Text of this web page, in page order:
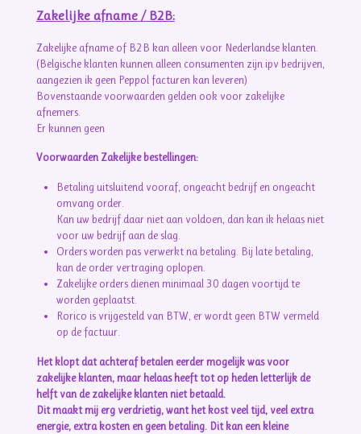
Zakelijke afname / B2B:
Zakelijke afname of B2B kan alleen voor Nederlandse klanten.
(Belgische klanten kunnen alleen consumenten zijn ipv bedrijven,
aangezien ik geen Peppol facturen kan leveren)
Bovenstaande voorwaarden gelden ook voor zakelijke
afnemers.
Er kunnen geen
Voorwaarden Zakelijke bestellingen:
Betaling uitsluitend vooraf, ongeacht bedrijf en ongeacht
omvang order.
Kan uw bedrijf daar niet aan voldoen, dan kan ik helaas niet
voor uw bedrijf aan de slag.
Orders worden pas verwerkt na betaling. Bij late betaling,
kan de order vertraging oplopen.
Zakelijke orders dienen minimaal 30 dagen voortijd te
worden geplaatst.
Rorico is vrijgesteld van BTW, er wordt geen BTW vermeld
op de factuur.
Het klopt dat achteraf betalen eerder mogelijk was voor
zakelijke klanten, maar helaas heeft tot op heden letterlijk de
helft van de zakelijke klanten niet betaald.
Dit maakt mij erg verdrietig, want het kost veel tijd, veel extra
energie, extra kosten en geen betaling. Dit kan een kleine